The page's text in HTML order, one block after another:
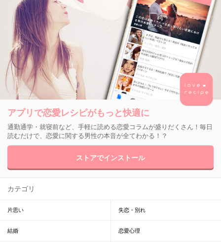
アプリで恋愛レシピがもっと快適に
通勤通学・就寝前など、手軽に読める恋愛コラムが盛りだくさん！毎日
読むだけで、恋愛に関する男性の本音が全てわかる！？
ストアでインストール
カテゴリ
片思い 失恋・別れ
結婚 恋愛心理